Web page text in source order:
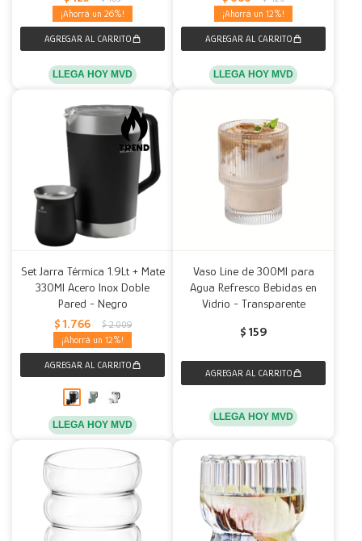
26
LLEGA HOY MVD
12
LLEGA HOY MVD
Set Jarra Térmica 1.9Lt + Mate
330Ml Acero Inox Doble
Pared - Negro
$ 1.766 $ 2.009
12
LLEGA HOY MVD
Vaso Line de 300Ml para
Agua Refresco Bebidas en
Vidrio - Transparente
$ 159
LLEGA HOY MVD